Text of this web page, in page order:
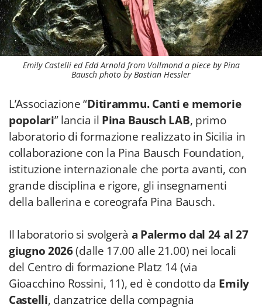
Emily Castelli ed Edd Arnold from Vollmond a piece by Pina
Bausch photo by Bastian Hessler
L’Associazione “Ditirammu. Canti e memorie
popolari” lancia il Pina Bausch LAB, primo
laboratorio di formazione realizzato in Sicilia in
collaborazione con la Pina Bausch Foundation,
istituzione internazionale che porta avanti, con
grande disciplina e rigore, gli insegnamenti
della ballerina e coreografa Pina Bausch.
Il laboratorio si svolgerà a Palermo dal 24 al 27
giugno 2026(dalle 17.00 alle 21.00) nei locali
del Centro di formazione Platz 14 (via
Gioacchino Rossini, 11), ed è condotto da Emily
Castelli, danzatrice della compagnia